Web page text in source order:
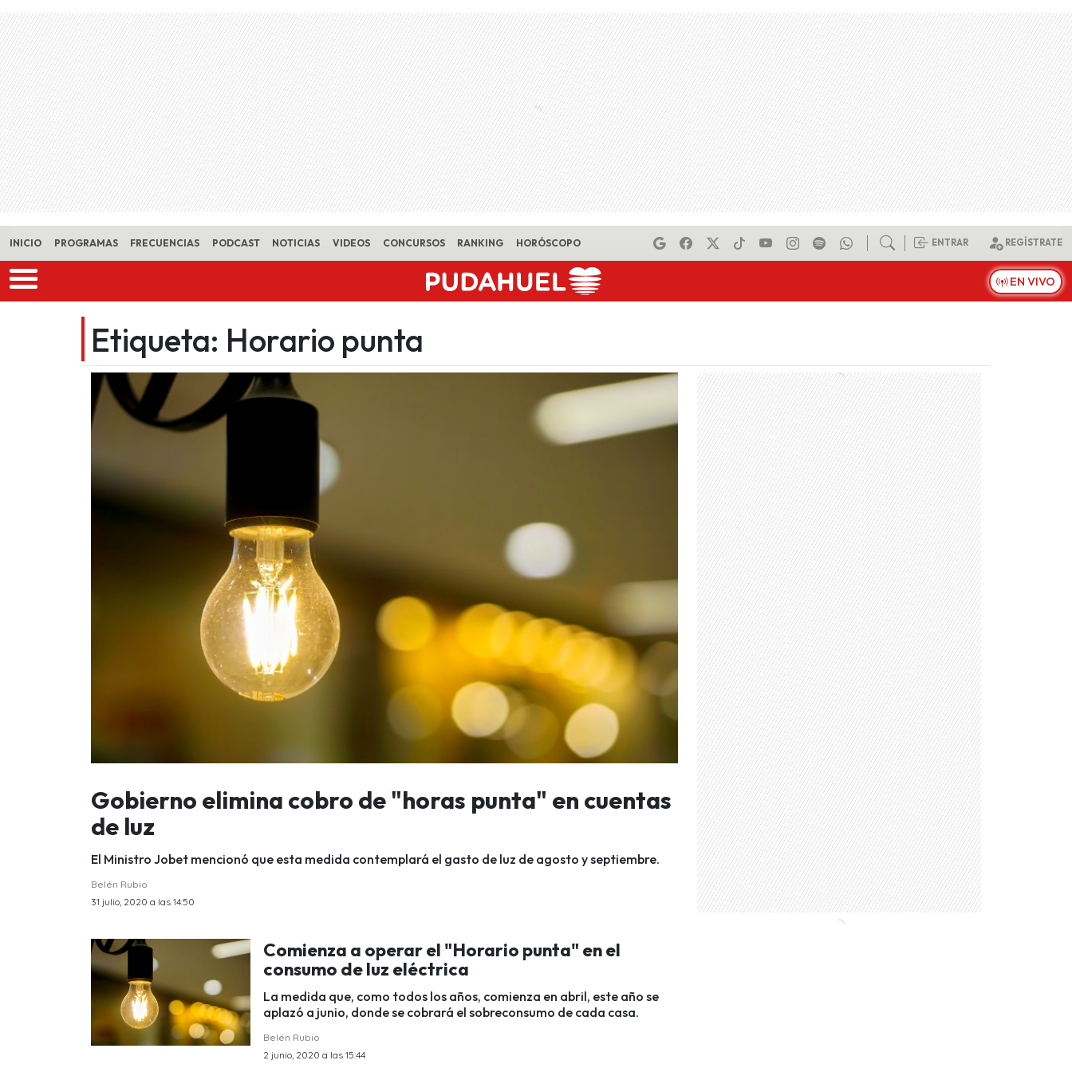
Skip to main content
INICIO PROGRAMAS FRECUENCIAS PODCAST NOTICIAS VIDEOS CONCURSOS RANKING HORÓSCOPO ENTRAR REGÍSTRATE
EN VIVO
Etiqueta: Horario punta
Gobierno elimina cobro de "horas punta" en cuentas
de luz
El Ministro Jobet mencionó que esta medida contemplará el gasto de luz de agosto y septiembre.
Belén Rubio
31 julio, 2020 a las 14:50
Comienza a operar el "Horario punta" en el
consumo de luz eléctrica
La medida que, como todos los años, comienza en abril, este año se
aplazó a junio, donde se cobrará el sobreconsumo de cada casa.
Belén Rubio
2 junio, 2020 a las 15:44